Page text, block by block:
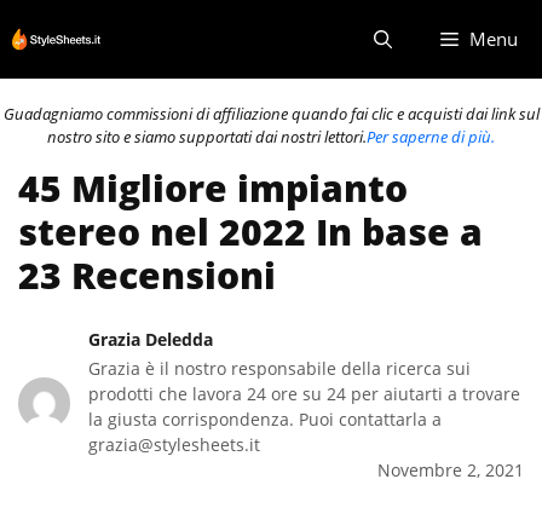
al
contenuto
Menu
Guadagniamo commissioni di affiliazione quando fai clic e acquisti dai link sul
nostro sito e siamo supportati dai nostri lettori.Per saperne di più.
45 Migliore impianto
stereo nel 2022 In base a
23 Recensioni
Grazia Deledda
Grazia è il nostro responsabile della ricerca sui
prodotti che lavora 24 ore su 24 per aiutarti a trovare
la giusta corrispondenza. Puoi contattarla a
grazia@stylesheets.it
Novembre 2, 2021